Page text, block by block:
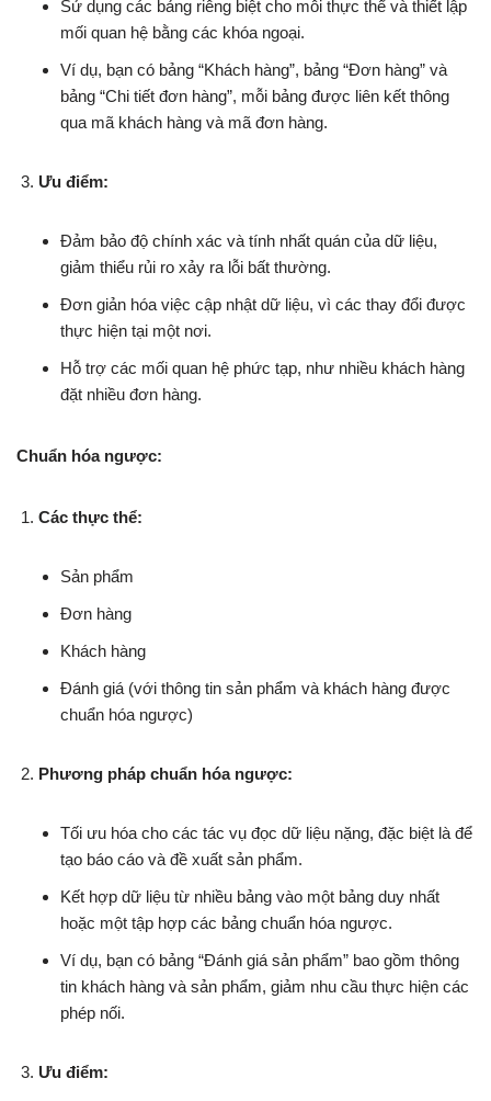
Sử dụng các bảng riêng biệt cho mỗi thực thể và thiết lập
mối quan hệ bằng các khóa ngoại.
Ví dụ, bạn có bảng “Khách hàng”, bảng “Đơn hàng” và
bảng “Chi tiết đơn hàng”, mỗi bảng được liên kết thông
qua mã khách hàng và mã đơn hàng.
Ưu điểm:
Đảm bảo độ chính xác và tính nhất quán của dữ liệu,
giảm thiểu rủi ro xảy ra lỗi bất thường.
Đơn giản hóa việc cập nhật dữ liệu, vì các thay đổi được
thực hiện tại một nơi.
Hỗ trợ các mối quan hệ phức tạp, như nhiều khách hàng
đặt nhiều đơn hàng.
Chuẩn hóa ngược:
Các thực thể:
Sản phẩm
Đơn hàng
Khách hàng
Đánh giá (với thông tin sản phẩm và khách hàng được
chuẩn hóa ngược)
Phương pháp chuẩn hóa ngược:
Tối ưu hóa cho các tác vụ đọc dữ liệu nặng, đặc biệt là để
tạo báo cáo và đề xuất sản phẩm.
Kết hợp dữ liệu từ nhiều bảng vào một bảng duy nhất
hoặc một tập hợp các bảng chuẩn hóa ngược.
Ví dụ, bạn có bảng “Đánh giá sản phẩm” bao gồm thông
tin khách hàng và sản phẩm, giảm nhu cầu thực hiện các
phép nối.
Ưu điểm: